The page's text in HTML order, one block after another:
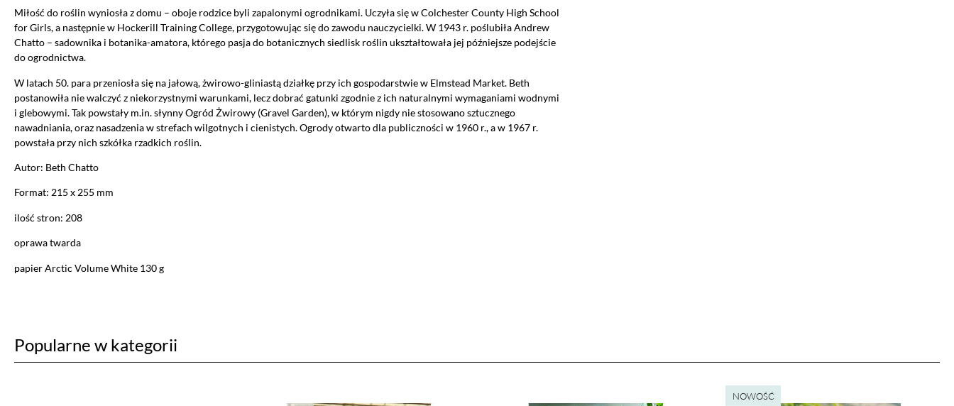
Miłość do roślin wyniosła z domu – oboje rodzice byli zapalonymi ogrodnikami. Uczyła się w Colchester County High School
for Girls, a następnie w Hockerill Training College, przygotowując się do zawodu nauczycielki. W 1943 r. poślubiła Andrew
Chatto – sadownika i botanika-amatora, którego pasja do botanicznych siedlisk roślin ukształtowała jej późniejsze podejście
do ogrodnictwa.
W latach 50. para przeniosła się na jałową, żwirowo-gliniastą działkę przy ich gospodarstwie w Elmstead Market. Beth
postanowiła nie walczyć z niekorzystnymi warunkami, lecz dobrać gatunki zgodnie z ich naturalnymi wymaganiami wodnymi
i glebowymi. Tak powstały m.in. słynny Ogród Żwirowy (Gravel Garden), w którym nigdy nie stosowano sztucznego
nawadniania, oraz nasadzenia w strefach wilgotnych i cienistych. Ogrody otwarto dla publiczności w 1960 r., a w 1967 r.
powstała przy nich szkółka rzadkich roślin.
Autor: Beth Chatto
Format: 215 x 255 mm
ilość stron: 208
oprawa twarda
papier Arctic Volume White 130 g
Popularne w kategorii
NOWOŚĆ
Ustawiając poszczególne narzędzia jako włączone, godzisz się, by informacje przez nie gromadzone były przetwarzane przez
administratora tej strony oraz dostawców narzędzi zewnętrznych na zasadach opisanych szczegółowo w
Korzystamy z Google Analytics, czyli narzędzia pozwalającego na gromadzenie, przeglądanie i analizę statystyk związanych z aktywnością użytkowników na naszej stronie.